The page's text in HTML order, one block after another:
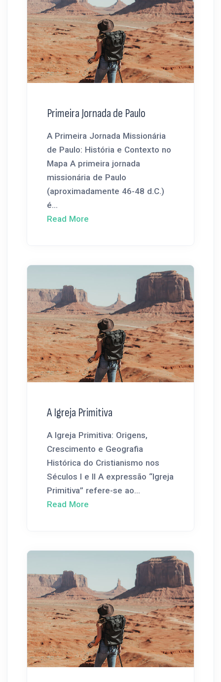
Primeira Jornada de Paulo
A Primeira Jornada Missionária
de Paulo: História e Contexto no
Mapa A primeira jornada
missionária de Paulo
(aproximadamente 46-48 d.C.)
é...
Read More
A Igreja Primitiva
A Igreja Primitiva: Origens,
Crescimento e Geografia
Histórica do Cristianismo nos
Séculos I e II A expressão “Igreja
Primitiva” refere-se ao...
Read More